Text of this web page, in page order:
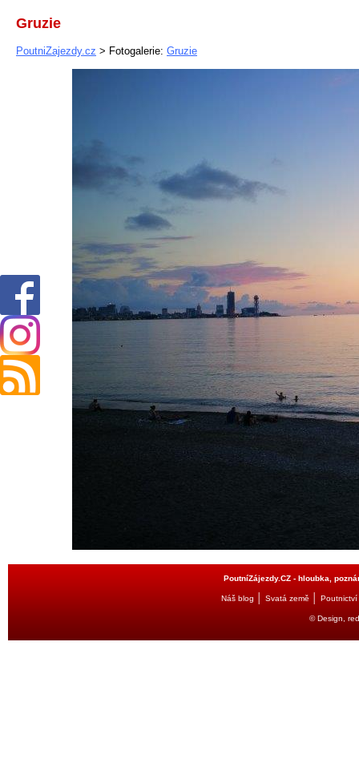
Gruzie
PoutniZajezdy.cz > Fotogalerie: Gruzie
PoutníZájezdy.CZ - hloubka,
Náš blog Svatá země Poutnictví
© Design,